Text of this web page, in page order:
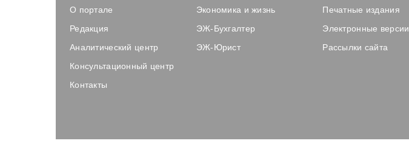
О портале
Редакция
Аналитический центр
Консультационный центр
Контакты
Экономика и жизнь
ЭЖ-Бухгалтер
ЭЖ-Юрист
Печатные издания
Электронные версии
Рассылки сайта